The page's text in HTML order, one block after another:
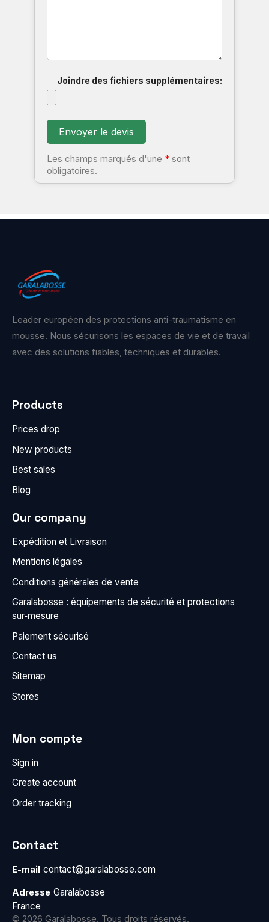
Joindre des fichiers supplémentaires:
Les champs marqués d'une *sont
obligatoires.
Leader européen des protections anti-traumatisme en
mousse. Nous sécurisons les espaces de vie et de travail
avec des solutions fiables, techniques et durables.
Products
Prices drop
New products
Best sales
Blog
Our company
Expédition et Livraison
Mentions légales
Conditions générales de vente
Garalabosse : équipements de sécurité et protections
sur‑mesure
Paiement sécurisé
Contact us
Sitemap
Stores
Mon compte
Sign in
Create account
Order tracking
Contact
E-mail contact@garalabosse.com
Adresse Garalabosse
France
© 2026 Garalabosse. Tous droits réservés.